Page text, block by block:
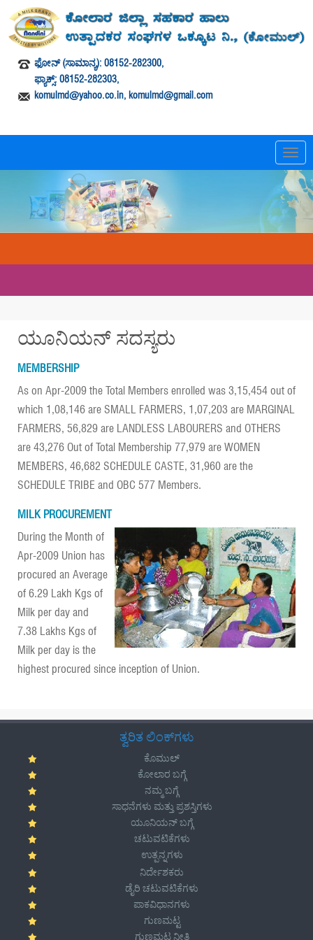
ಫೋನ್ (ಸಾಮಾನ್ಯ): 08152-282300,
ಫ್ಯಾಕ್ಸ್: 08152-282303,
komulmd@yahoo.co.in, komulmd@gmail.com
T
o
g
e
a
n
ಯೂನಿಯನ್ ಸದಸ್ಯರು
MEMBERSHIP
As on Apr-2009 the Total Members enrolled was 3,15,454 out of
which 1,08,146 are SMALL FARMERS, 1,07,203 are MARGINAL
FARMERS, 56,829 are LANDLESS LABOURERS and OTHERS
are 43,276 Out of Total Membership 77,979 are WOMEN
MEMBERS, 46,682 SCHEDULE CASTE, 31,960 are the
SCHEDULE TRIBE and OBC 577 Members.
MILK PROCUREMENT
During the Month of
Apr-2009 Union has
procured an Average
of 6.29 Lakh Kgs of
Milk per day and
7.38 Lakhs Kgs of
Milk per day is the
highest procured since inception of Union.
ತ್ವರಿತ ಲಿಂಕ್‌ಗಳು
ಕೊಮುಲ್
ಕೋಲಾರ ಬಗ್ಗೆ
ನಮ್ಮ ಬಗ್ಗೆ
ಸಾಧನೆಗಳು ಮತ್ತು ಪ್ರಶಸ್ತಿಗಳು
ಯೂನಿಯನ್ ಬಗ್ಗೆ
ಚಟುವಟಿಕೆಗಳು
ಉತ್ಪನ್ನಗಳು
ನಿರ್ದೇಶಕರು
ಡೈರಿ ಚಟುವಟಿಕೆಗಳು
ಪಾಕವಿಧಾನಗಳು
ಗುಣಮಟ್ಟ
ಗುಣಮಟ್ಟ ನೀತಿ